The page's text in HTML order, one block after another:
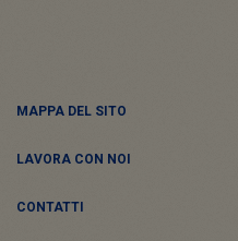
MAPPA DEL SITO
LAVORA CON NOI
CONTATTI